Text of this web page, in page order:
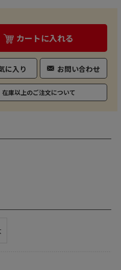
カートに入れる
に入り お問い合わせ
在庫以上のご注文について